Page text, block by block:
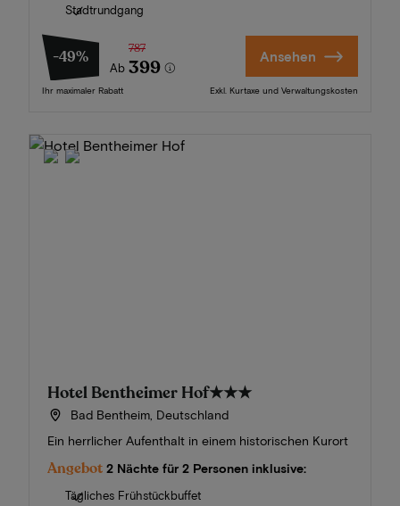
Stadtrundgang
-49%
Ab
787
399
Ihr maximaler Rabatt
Ansehen
Exkl. Kurtaxe und Verwaltungskosten
Hotel Bentheimer Hof★★★
Bad Bentheim, Deutschland
Ein herrlicher Aufenthalt in einem historischen Kurort
Angebot 2 Nächte für 2 Personen inklusive:
Tägliches Frühstückbuffet